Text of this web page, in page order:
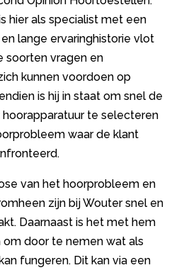
hier als specialist met een
lange ervaringhistorie vlot
soorten vragen en
kunnen voordoen op
is hij in staat om snel de
te selecteren
waar de klant
van het hoorprobleem en
zijn bij Wouter snel en
Daarnaast is het met hem
om door te nemen wat als
fungeren. Dit kan via een